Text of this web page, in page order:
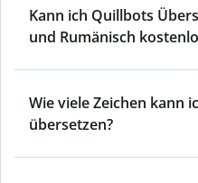
Kann ich Quillbots
und Rumänisch
Wie viele Zeichen kann
übersetzen?